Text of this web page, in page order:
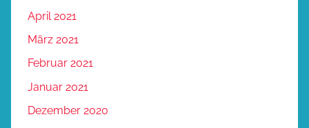
April 2021
März 2021
Februar 2021
Januar 2021
Dezember 2020